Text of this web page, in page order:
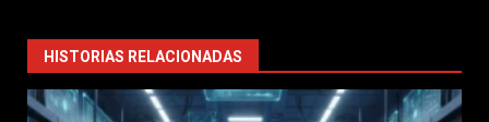
HISTORIAS RELACIONADAS